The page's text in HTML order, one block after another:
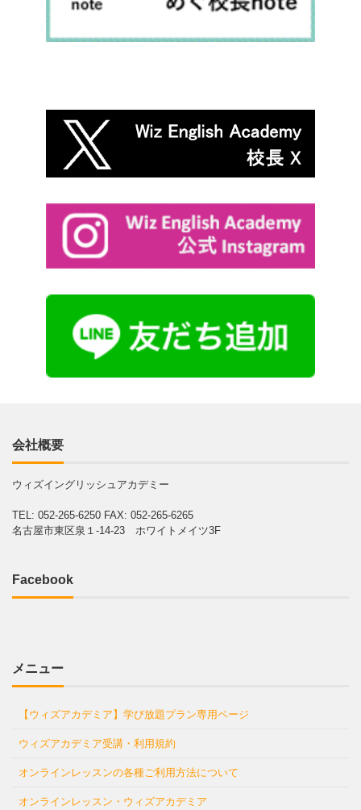
会社概要
ウィズイングリッシュアカデミー
TEL: 052-265-6250 FAX: 052-265-6265
名古屋市東区泉１-14-23 ホワイトメイツ3F
Facebook
メニュー
【ウィズアカデミア】学び放題プラン専用ページ
ウィズアカデミア受講・利用規約
オンラインレッスンの各種ご利用方法について
オンラインレッスン・ウィズアカデミア